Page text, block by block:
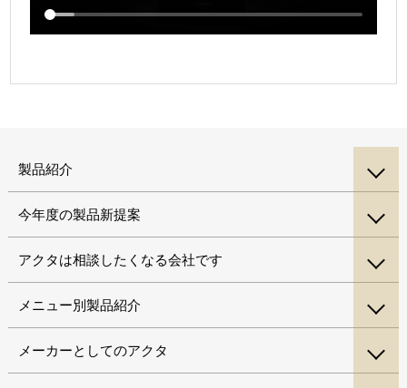
製品紹介
今年度の製品新提案
アクタは相談したくなる会社です
メニュー別製品紹介
メーカーとしてのアクタ